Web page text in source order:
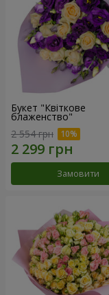
Букет "Квіткове
блаженство"
2 554 грн
Замовити